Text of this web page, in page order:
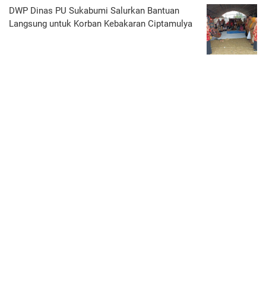
DWP Dinas PU Sukabumi Salurkan Bantuan
Langsung untuk Korban Kebakaran Ciptamulya